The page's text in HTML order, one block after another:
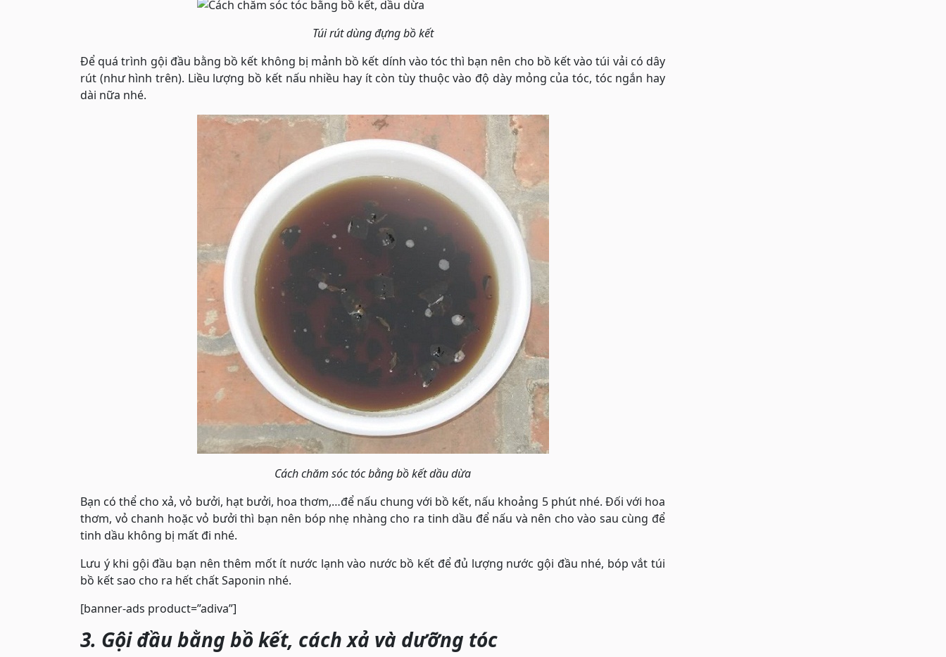
Túi rút dùng đựng bồ kết
Để quá trình gội đầu bằng bồ kết không bị mảnh bồ kết dính vào tóc thì bạn nên cho bồ kết vào túi vải có dây
rút (như hình trên). Liều lượng bồ kết nấu nhiều hay ít còn tùy thuộc vào độ dày mỏng của tóc, tóc ngắn hay
dài nữa nhé.
Cách chăm sóc tóc bằng bồ kết dầu dừa
Bạn có thể cho xả, vỏ bưởi, hạt bưởi, hoa thơm,…để nấu chung với bồ kết, nấu khoảng 5 phút nhé. Đối với hoa
thơm, vỏ chanh hoặc vỏ bưởi thì bạn nên bóp nhẹ nhàng cho ra tinh dầu để nấu và nên cho vào sau cùng để
tinh dầu không bị mất đi nhé.
Lưu ý khi gội đầu bạn nên thêm mốt ít nước lạnh vào nước bồ kết để đủ lượng nước gội đầu nhé, bóp vắt túi
bồ kết sao cho ra hết chất Saponin nhé.
[banner-ads product=”adiva”]
3. Gội đầu bằng bồ kết, cách xả và dưỡng tóc